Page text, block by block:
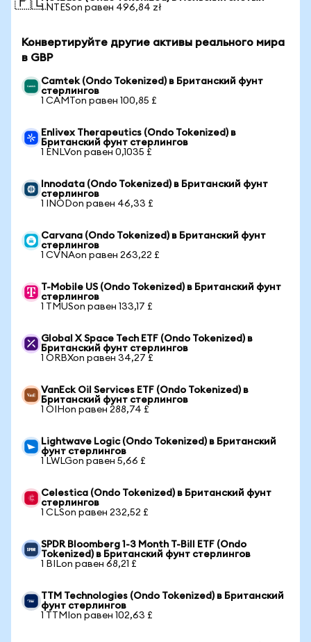
1 NTESon равен 496,84 zł
Конвертируйте другие активы реального мира
в GBP
Camtek (Ondo Tokenized) в Британский фунт
стерлингов
1 CAMTon равен 100,85 £
Enlivex Therapeutics (Ondo Tokenized) в
Британский фунт стерлингов
1 ENLVon равен 0,1035 £
Innodata (Ondo Tokenized) в Британский фунт
стерлингов
1 INODon равен 46,33 £
Carvana (Ondo Tokenized) в Британский фунт
стерлингов
1 CVNAon равен 263,22 £
T-Mobile US (Ondo Tokenized) в Британский фунт
стерлингов
1 TMUSon равен 133,17 £
Global X Space Tech ETF (Ondo Tokenized) в
Британский фунт стерлингов
1 ORBXon равен 34,27 £
VanEck Oil Services ETF (Ondo Tokenized) в
Британский фунт стерлингов
1 OIHon равен 288,74 £
Lightwave Logic (Ondo Tokenized) в Британский
фунт стерлингов
1 LWLGon равен 5,66 £
Celestica (Ondo Tokenized) в Британский фунт
стерлингов
1 CLSon равен 232,52 £
SPDR Bloomberg 1-3 Month T-Bill ETF (Ondo
Tokenized) в Британский фунт стерлингов
1 BILon равен 68,21 £
TTM Technologies (Ondo Tokenized) в Британский
фунт стерлингов
1 TTMIon равен 102,63 £